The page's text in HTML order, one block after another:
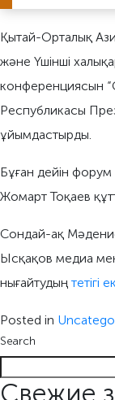
Қытай-Орталық
және Үшінші
конференциясын
Республикасы
ұйымдастырды.
Бұған дейін
Жомарт Тоқаев
Сондай-ақ
Ысқақов медиа
нығайтудың тетігі
Posted in
Search
Свежие